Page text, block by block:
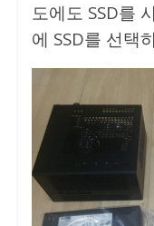
도에도 SSD를
에 SSD를 선택